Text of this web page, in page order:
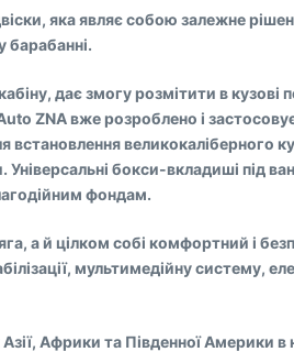
яка являє собою залежне
барабанні.
дає змогу розмітити в
ZNA вже розроблено і
великокаліберного
бокси-вкладиші під
фондам.
а й цілком собі комфортний і
мультимедійну систему,
Африки та Південної